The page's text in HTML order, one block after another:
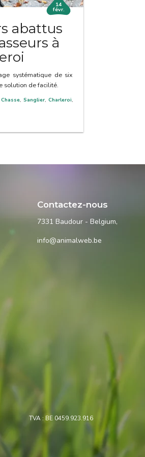
14
févr.
abattus
à
systématique de six
solution de facilité.
Chasse,Sanglier,Charleroi,
Contactez-nous
7331 Baudour - Belgium,
info@animalweb.be
TVA : BE 0459.923.916